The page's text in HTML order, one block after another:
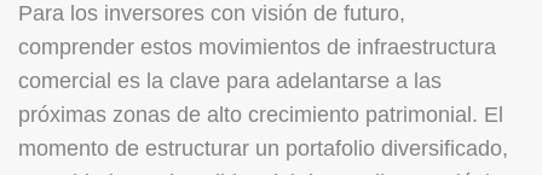
Para los inversores con visión de futuro,
comprender estos movimientos de infraestructura
comercial es la clave para adelantarse a las
próximas zonas de alto crecimiento patrimonial. El
momento de estructurar un portafolio diversificado,